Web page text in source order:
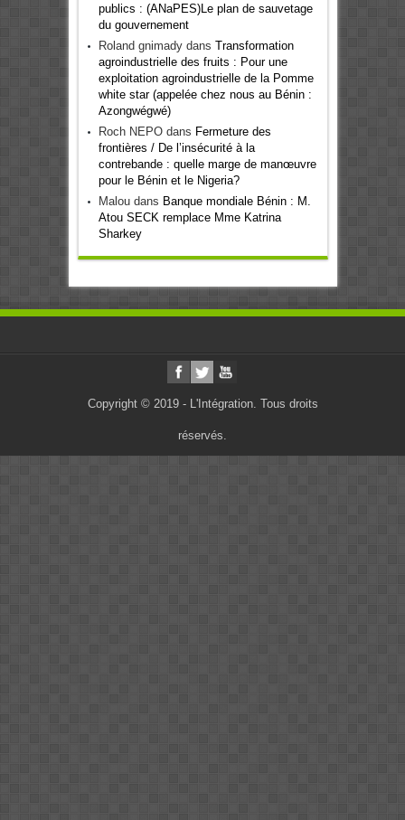
publics : (ANaPES)Le plan de sauvetage
du gouvernement
Roland gnimadydans Transformation
agroindustrielle des fruits : Pour une
exploitation agroindustrielle de la Pomme
white star (appelée chez nous au Bénin :
Azongwégwé)
Roch NEPOdans Fermeture des
frontières / De l’insécurité à la
contrebande : quelle marge de manœuvre
pour le Bénin et le Nigeria?
Maloudans Banque mondiale Bénin : M.
Atou SECK remplace Mme Katrina
Sharkey
Copyright © 2019 - L'Intégration. Tous droits
réservés.